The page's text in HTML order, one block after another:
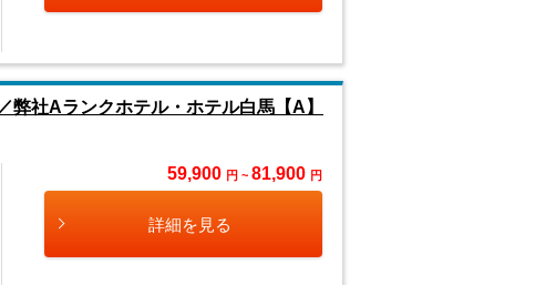
社Aランクホテル・ホテル白馬【A】
59,900 円 ~ 81,900 円
詳細を見る